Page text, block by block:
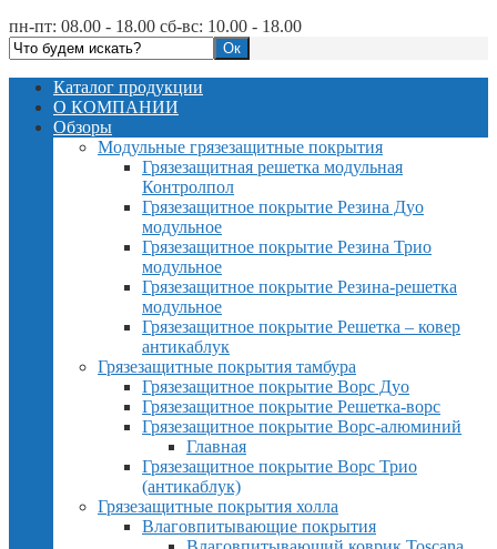
пн-пт: 08.00 - 18.00 сб-вс: 10.00 - 18.00
Каталог продукции
О КОМПАНИИ
Обзоры
Модульные грязезащитные покрытия
Грязезащитная решетка модульная
Контролпол
Грязезащитное покрытие Резина Дуо
модульное
Грязезащитное покрытие Резина Трио
модульное
Грязезащитное покрытие Резина-решетка
модульное
Грязезащитное покрытие Решетка – ковер
антикаблук
Грязезащитные покрытия тамбура
Грязезащитное покрытие Ворс Дуо
Грязезащитное покрытие Решетка-ворс
Грязезащитное покрытие Ворс-алюминий
Главная
Грязезащитное покрытие Ворс Трио
(антикаблук)
Грязезащитные покрытия холла
Влаговпитывающие покрытия